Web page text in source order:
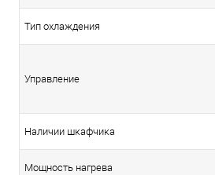
Тип охлаждения
Управление
Наличии шкафчика
Мощность нагрева